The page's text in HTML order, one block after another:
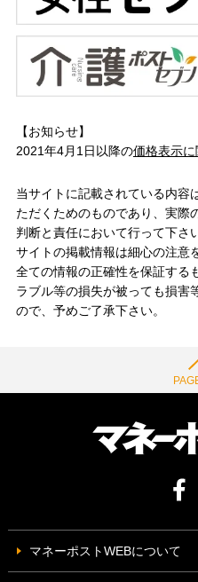
【お知らせ】
2021年4月1日以降の価格表示に
当サイトに記載されている内容
ただくためのものであり、実際
判断と責任において行って下さ
サイトの掲載情報は細心の注意
全ての情報の正確性を保証する
ラブル等の損失が被っても損害
ので、予めご了承下さい。
マネーポストWEBについて